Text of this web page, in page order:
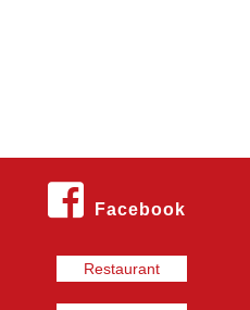
Facebook
Restaurant